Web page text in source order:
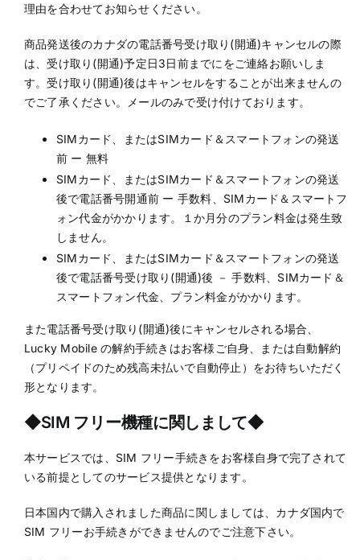
理由を合わせてお知らせください。
商品発送後のカナダの電話番号受け取り(開通)キャンセルの際
は、受け取り(開通)予定日3日前までにをご連絡お願いしま
す。受け取り(開通)後はキャンセルをすることが出来ませんの
でご了承ください。メールのみで受け付けております。
SIMカード、またはSIMカード＆スマートフォンの発送
前 ー 無料
SIMカード、またはSIMカード＆スマートフォンの発送
後で電話番号開通前 ー 手数料、SIMカード＆スマートフ
ォン代金がかかります。１か月分のプラン料金は発生致
しません。
SIMカード、またはSIMカード＆スマートフォンの発送
後で電話番号受け取り(開通)後 － 手数料、SIMカード＆
スマートフォン代金、プラン料金がかかります。
また電話番号受け取り(開通)後にキャンセルされる場合、
Lucky Mobile の解約手続きはお客様ご自身、または自動解約
（プリペイドのため残高未払いで自動停止）をお待ちいただく
形となります。
◆SIM フリー機種に関しまして◆
本サービスでは、SIM フリー手続きをお客様自身で完了されて
いる前提としてのサービス提供となります。
日本国内で購入されました商品に関しましては、カナダ国内で
SIM フリーお手続きができませんのでご注意下さい。